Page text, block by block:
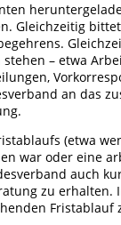
Gleichzeitig
– etwa
an das
(etwa
war oder eine
auch
zu
Fristablauf